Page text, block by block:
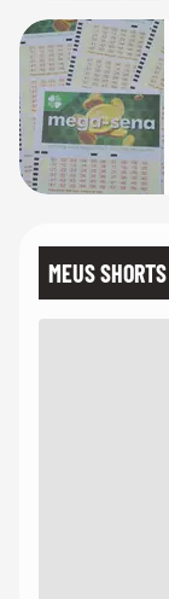
MEUS SHORTS